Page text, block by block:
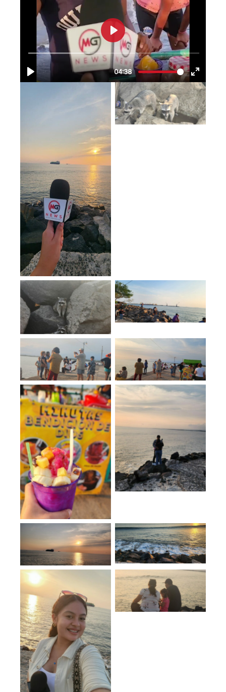
No Caption
No Caption
No Caption
No Caption
No Caption No Caption
No Caption
No Caption
No Caption No Caption
No Caption
No Caption